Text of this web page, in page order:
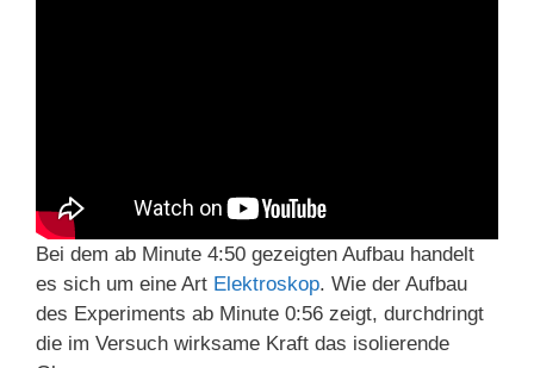
Bei dem ab Minute 4:50 gezeigten Aufbau handelt
es sich um eine Art Elektroskop. Wie der Aufbau
des Experiments ab Minute 0:56 zeigt, durchdringt
die im Versuch wirksame Kraft das isolierende